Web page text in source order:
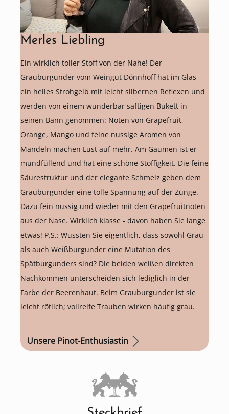
Merles Liebling
Ein wirklich toller Stoff von der Nahe! Der
Grauburgunder vom Weingut Dönnhoff hat im Glas
ein helles Strohgelb mit leicht silbernen Reflexen und
werden von einem wunderbar saftigen Bukett in
seinen Bann genommen: Noten von Grapefruit,
Orange, Mango und feine nussige Aromen von
Mandeln machen Lust auf mehr. Am Gaumen ist er
mundfüllend und hat eine schöne Stoffigkeit. Die feine
Säurestruktur und der elegante Schmelz geben dem
Grauburgunder eine tolle Spannung auf der Zunge.
Dazu fein nussig und wieder mit den Grapefruitnoten
aus der Nase. Wirklich klasse - davon haben Sie lange
etwas! P.S.: Wussten Sie eigentlich, dass sowohl Grau-
als auch Weißburgunder eine Mutation des
Spätburgunders sind? Die beiden weißen direkten
Nachkommen unterscheiden sich lediglich in der
Farbe der Beerenhaut. Beim Grauburgunder ist sie
leicht rötlich; vollreife Trauben wirken häufig grau.
Unsere Pinot-Enthusiastin